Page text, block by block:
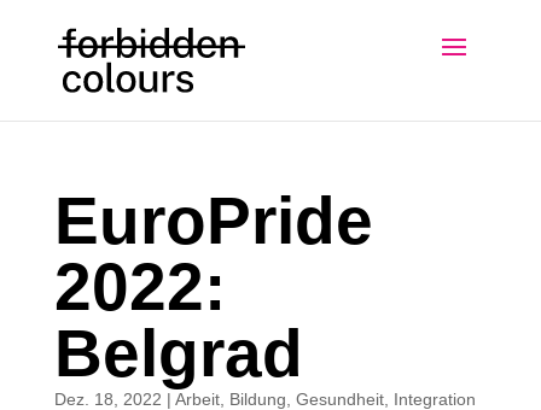
EuroPride
2022:
Belgrad
Dez. 18, 2022 | Arbeit, Bildung Gesundheit, Integration